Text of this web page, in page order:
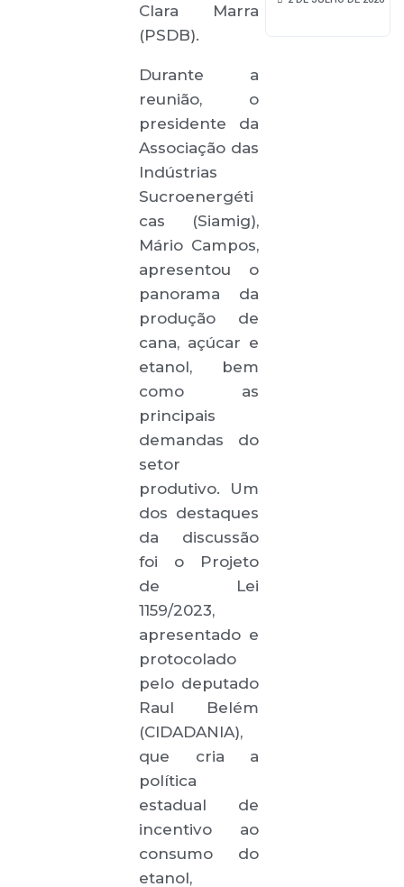
Clara Marra
(PSDB).
Durante a
reunião, o
presidente da
Associação das
Indústrias
Sucroenergéti
cas (Siamig),
Mário Campos,
apresentou o
panorama da
produção de
cana, açúcar e
etanol, bem
como as
principais
demandas do
setor
produtivo. Um
dos destaques
da discussão
foi o Projeto
de Lei
1159/2023,
apresentado e
protocolado
pelo deputado
Raul Belém
(CIDADANIA),
que cria a
política
estadual de
incentivo ao
consumo do
etanol,